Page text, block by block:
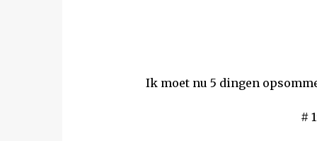
Ik moet nu 5 dingen
#